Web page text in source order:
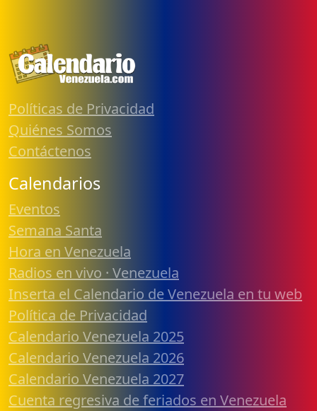
Políticas de Privacidad
Quiénes Somos
Contáctenos
Calendarios
Eventos
Semana Santa
Hora en Venezuela
Radios en vivo · Venezuela
Inserta el Calendario de Venezuela en tu web
Política de Privacidad
Calendario Venezuela 2025
Calendario Venezuela 2026
Calendario Venezuela 2027
Cuenta regresiva de feriados en Venezuela